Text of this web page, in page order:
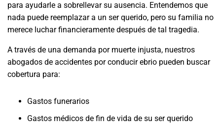
para ayudarle a sobrellevar su ausencia. Entendemos que
nada puede reemplazar a un ser querido, pero su familia no
merece luchar financieramente después de tal tragedia.
A través de una demanda por muerte injusta, nuestros
abogados de accidentes por conducir ebrio pueden buscar
cobertura para:
Gastos funerarios
Gastos médicos de fin de vida de su ser querido